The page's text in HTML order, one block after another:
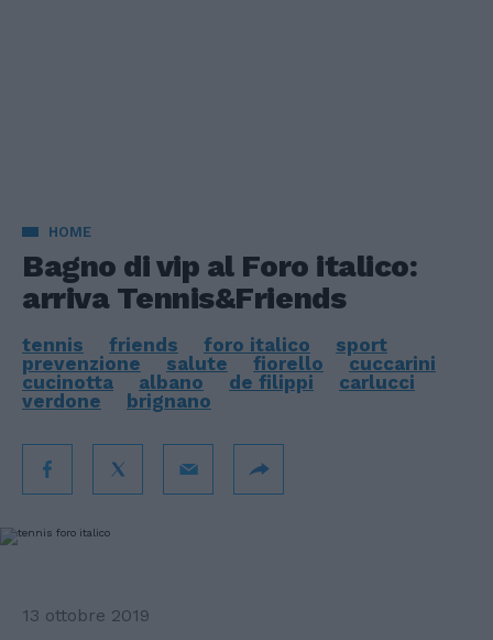
HOME
Bagno di vip al Foro italico:
arriva Tennis&Friends
tennis friends foro italico
sport
prevenzione
salute fiorello
cuccarini
cucinotta
albano de filippi
carlucci
verdone
brignano
13 ottobre 2019